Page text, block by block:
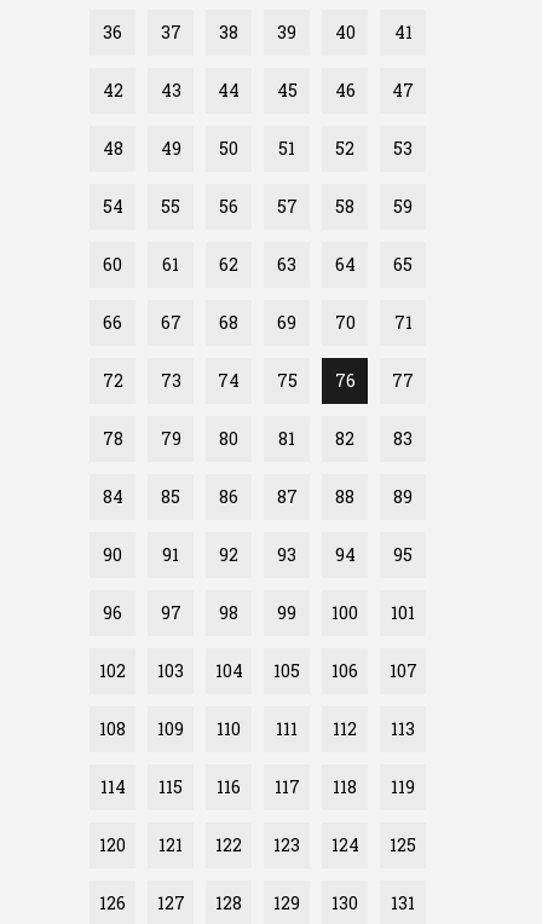
36 37 38 39 40 41
42 43 44 45 46 47
48 49 50 51 52 53
54 55 56 57 58 59
60 61 62 63 64 65
66 67 68 69 70 71
72 73 74 75 76 77
78 79 80 81 82 83
84 85 86 87 88 89
90 91 92 93 94 95
96 97 98 99 100 101
102 103 104 105 106 107
108 109 110 111 112 113
114 115 116 117 118 119
120 121 122 123 124 125
126 127 128 129 130 131